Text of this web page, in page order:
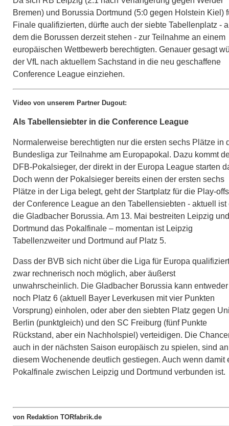
Bremen) und Borussia Dortmund (5:0 gegen Holstein Kiel)
Finale qualifizierten, dürfte auch der siebte Tabellenplatz -
dem die Borussen derzeit stehen - zur Teilnahme an einem
europäischen Wettbewerb berechtigten. Genauer gesagt
der VfL nach aktuellem Sachstand in die neu geschaffene
Conference League einziehen.
Video von unserem Partner Dugout:
Als Tabellensiebter in die Conference League
Normalerweise berechtigten nur die ersten sechs Plätze in
Bundesliga zur Teilnahme am Europapokal. Dazu kommt
DFB-Pokalsieger, der direkt in der Europa League starten
Doch wenn der Pokalsieger bereits einen der ersten sechs
Plätze in der Liga belegt, geht der Startplatz für die Play-offs
der Conference League an den Tabellensiebten - aktuell ist
die Gladbacher Borussia. Am 13. Mai bestreiten Leipzig und
Dortmund das Pokalfinale – momentan ist Leipzig
Tabellenzweiter und Dortmund auf Platz 5.
Dass der BVB sich nicht über die Liga für Europa
zwar rechnerisch noch möglich, aber äußerst
unwahrscheinlich. Die Gladbacher Borussia kann entweder
noch Platz 6 (aktuell Bayer Leverkusen mit vier Punkten
Vorsprung) einholen, oder aber den siebten Platz gegen
Berlin (punktgleich) und den SC Freiburg (fünf Punkte
Rückstand, aber ein Nachholspiel) verteidigen. Die
auch in der nächsten Saison europäisch zu spielen, sind an
diesem Wochenende deutlich gestiegen. Auch wenn damit
Pokalfinale zwischen Leipzig und Dortmund verbunden ist.
von Redaktion TORfabrik.de